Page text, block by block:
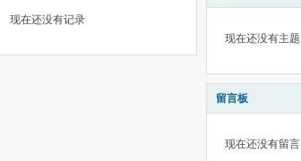
现在还没有记录
现在还没有主题
留言板
现在还没有留言